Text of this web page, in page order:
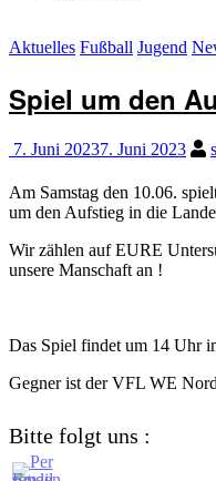
Aktuelles Fußball Jugend
Spiel um den
7. Juni 20237. Juni 2023
Am Samstag den 10.06.
um den Aufstieg in die
Wir zählen auf EURE
unsere Manschaft an !
Das Spiel findet um 14 Uhr
Gegner ist der VFL WE
Bitte folgt uns :